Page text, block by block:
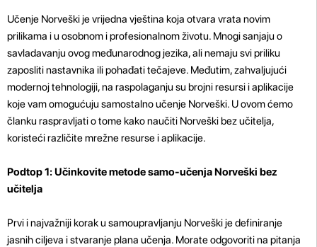
Učenje Norveški je vrijedna vještina koja otvara vrata novim
prilikama i u osobnom i profesionalnom životu. Mnogi sanjaju o
savladavanju ovog međunarodnog jezika, ali nemaju svi priliku
zaposliti nastavnika ili pohađati tečajeve. Međutim, zahvaljujući
modernoj tehnologiji, na raspolaganju su brojni resursi i aplikacije
koje vam omogućuju samostalno učenje Norveški. U ovom ćemo
članku raspravljati o tome kako naučiti Norveški bez učitelja,
koristeći različite mrežne resurse i aplikacije.
Podtop 1: Učinkovite metode samo-učenja Norveški bez
učitelja
Prvi i najvažniji korak u samoupravljanju Norveški je definiranje
jasnih ciljeva i stvaranje plana učenja. Morate odgovoriti na pitanja